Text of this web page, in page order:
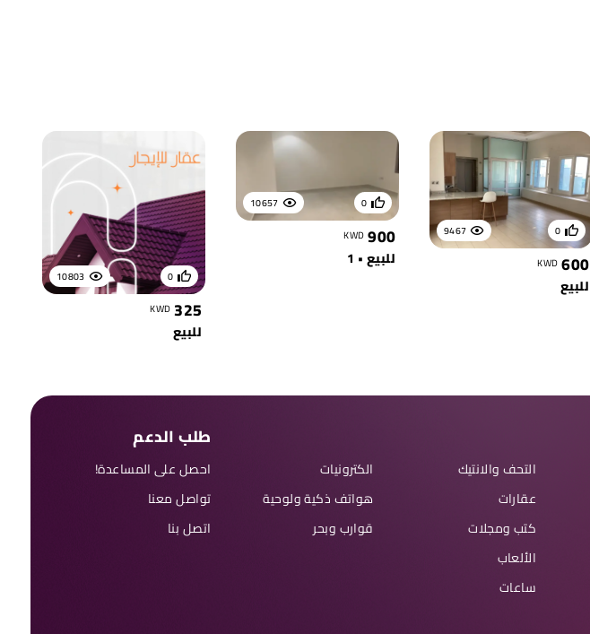
9467 0
600
KWD
للبيع
10657 0
900
KWD
للبيع • 1
10803 0
325
KWD
للبيع
التحف والانتيك
عقارات
كتب ومجلات
الألعاب
ساعات
الكترونيات
هواتف ذكية ولوحية
قوارب وبحر
طلب الدعم
احصل على المساعدة!
تواصل معنا
اتصل بنا